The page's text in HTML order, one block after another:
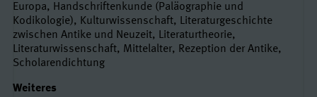
Europa, Handschriftenkunde (Paläographie und
Kodikologie), Kulturwissenschaft, Literaturgeschichte
zwischen Antike und Neuzeit, Literaturtheorie,
Literaturwissenschaft, Mittelalter, Rezeption der Antike,
Scholarendichtung
Weiteres